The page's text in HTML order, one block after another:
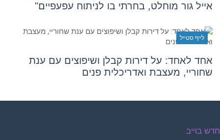
אייל גור מוחלט, בחרתי בו לניתוח עפעפיים"
לייף סטייל
אחד לאחד: על דירות קבלן ושיפוצים עם ענת
שחוריי, מעצבת ואדריכלית פנים
בוייב